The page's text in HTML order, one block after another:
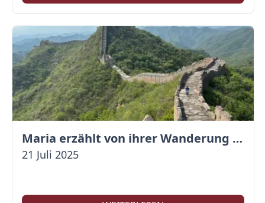
Maria erzählt von ihrer Wanderung auf der Großen Mauer
21 Juli 2025